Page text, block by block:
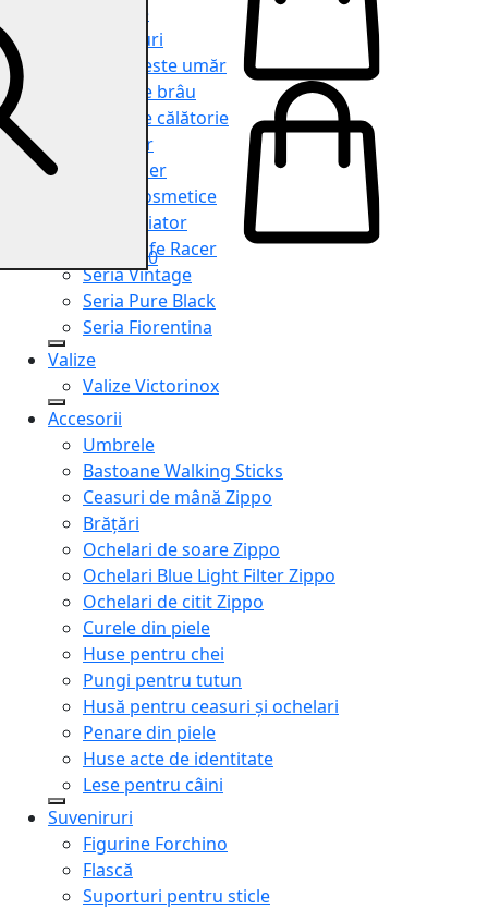
Serviete
Rucsacuri
Genți peste umăr
Genți de brâu
Genți de călătorie
Shopper
Organiser
Truse cosmetice
Seria Aviator
Seria Cafe Racer
Seria Vintage
Seria Pure Black
Seria Fiorentina
Valize
Valize Victorinox
Accesorii
Umbrele
Bastoane Walking Sticks
Ceasuri de mână Zippo
Brățări
Ochelari de soare Zippo
Ochelari Blue Light Filter Zippo
Ochelari de citit Zippo
Curele din piele
Huse pentru chei
Pungi pentru tutun
Husă pentru ceasuri și ochelari
Penare din piele
Huse acte de identitate
Lese pentru câini
Suveniruri
Figurine Forchino
Flască
Suporturi pentru sticle
0